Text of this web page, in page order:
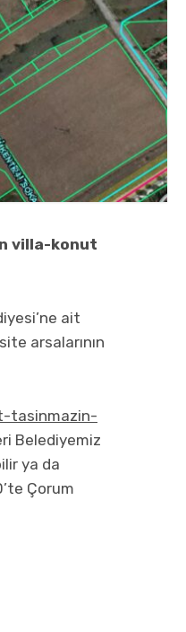
villa-konut
ait
arsalarının
tasinmazin-
Belediyemiz
ya da
Çorum